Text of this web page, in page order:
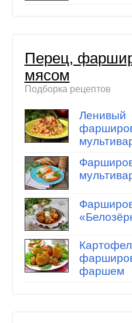
Перец,
мясом
Подборка рецептов
Ленивый
фаршем